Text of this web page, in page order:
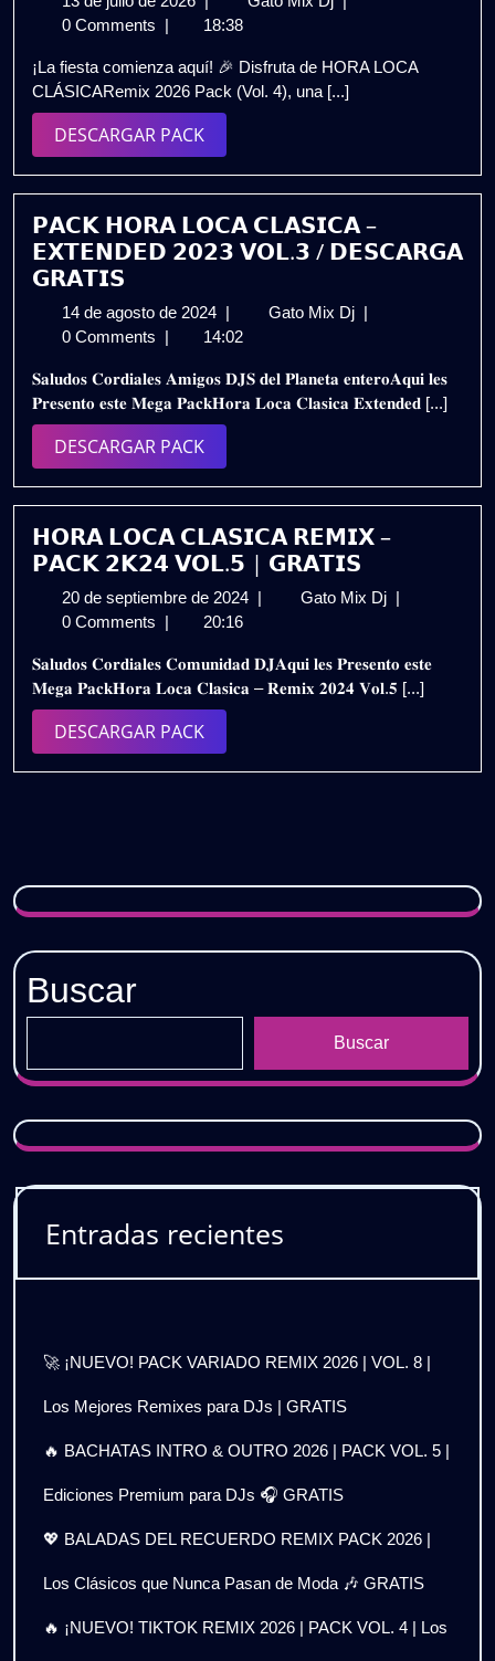
de
de
2026
HORA
LOCA
2026
Pack
(Vol.
4)
0 Comments
18:38
¡La fiesta comienza aquí! 🎉 Disfruta de HORA LOCA
CLÁSICARemix 2026 Pack (Vol. 4), una [...]
DESCARGAR PACKDESCARGAR
PACK
𝗣𝗔𝗖𝗞 𝗛𝗢𝗥𝗔 𝗟𝗢𝗖𝗔 𝗖𝗟𝗔𝗦𝗜𝗖𝗔 –
𝗘𝗫𝗧𝗘𝗡𝗗𝗘𝗗 𝟮𝟬𝟮𝟯 𝗩𝗢𝗟.𝟯 / 𝗗𝗘𝗦𝗖𝗔𝗥𝗚𝗔
𝗚𝗥𝗔𝗧𝗜𝗦
14 de agosto de 2024 14
de
de
2024
Gato Mix Dj 𝗣𝗔𝗖𝗞
𝗖𝗟𝗔𝗦𝗜𝗖𝗔
–
𝗩𝗢𝗟.𝟯
/
𝗗𝗘𝗦𝗖𝗔𝗥𝗚𝗔
𝗚𝗥𝗔𝗧𝗜𝗦
0 Comments
14:02
𝐒𝐚𝐥𝐮𝐝𝐨𝐬 𝐂𝐨𝐫𝐝𝐢𝐚𝐥𝐞𝐬 𝐀𝐦𝐢𝐠𝐨𝐬 𝐃𝐉𝐒 𝐝𝐞𝐥 𝐏𝐥𝐚𝐧𝐞𝐭𝐚 𝐞𝐧𝐭𝐞𝐫𝐨𝐀𝐪𝐮𝐢 𝐥𝐞𝐬
𝐏𝐫𝐞𝐬𝐞𝐧𝐭𝐨 𝐞𝐬𝐭𝐞 𝐌𝐞𝐠𝐚 𝐏𝐚𝐜𝐤𝐇𝐨𝐫𝐚 𝐋𝐨𝐜𝐚 𝐂𝐥𝐚𝐬𝐢𝐜𝐚 𝐄𝐱𝐭𝐞𝐧𝐝𝐞𝐝 [...]
DESCARGAR PACKDESCARGAR
PACK
𝗛𝗢𝗥𝗔 𝗟𝗢𝗖𝗔 𝗖𝗟𝗔𝗦𝗜𝗖𝗔 𝗥𝗘𝗠𝗜𝗫 –
𝗣𝗔𝗖𝗞 𝟮𝗞𝟮𝟰 𝗩𝗢𝗟.𝟱 | 𝗚𝗥𝗔𝗧𝗜𝗦
20 de septiembre de 2024 20
de
2024
Gato Mix Dj 𝗛𝗢𝗥𝗔
𝗥𝗘𝗠𝗜𝗫
–
𝗩𝗢𝗟.𝟱
0 Comments
20:16
𝐒𝐚𝐥𝐮𝐝𝐨𝐬 𝐂𝐨𝐫𝐝𝐢𝐚𝐥𝐞𝐬 𝐂𝐨𝐦𝐮𝐧𝐢𝐝𝐚𝐝 𝐃𝐉𝐀𝐪𝐮𝐢 𝐥𝐞𝐬 𝐏𝐫𝐞𝐬𝐞𝐧𝐭𝐨 𝐞𝐬𝐭𝐞
𝐌𝐞𝐠𝐚 𝐏𝐚𝐜𝐤𝐇𝐨𝐫𝐚 𝐋𝐨𝐜𝐚 𝐂𝐥𝐚𝐬𝐢𝐜𝐚 – 𝐑𝐞𝐦𝐢𝐱 𝟐𝟎𝟐𝟒 𝐕𝐨𝐥.𝟓 [...]
DESCARGAR PACKDESCARGAR
PACK
Buscar
Buscar
Entradas recientes
🚀 ¡NUEVO! PACK VARIADO REMIX 2026 | VOL. 8 |
Los Mejores Remixes para DJs | GRATIS
🔥 BACHATAS INTRO & OUTRO 2026 | PACK VOL. 5 |
Ediciones Premium para DJs 🎧 GRATIS
💖 BALADAS DEL RECUERDO REMIX PACK 2026 |
Los Clásicos que Nunca Pasan de Moda 🎶 GRATIS
🔥 ¡NUEVO! TIKTOK REMIX 2026 | PACK VOL. 4 | Los